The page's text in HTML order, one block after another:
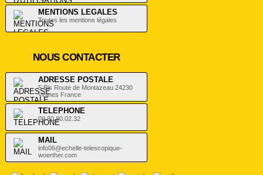
MENTIONS LEGALES
Toutes les mentions légales
NOUS CONTACTER
ADRESSE POSTALE
5 Bis Route de Montazeau 24230
Vélines France
TELEPHONE
09.80.80.02.32
MAIL
info06@echelle-telescopique-
woerther.com